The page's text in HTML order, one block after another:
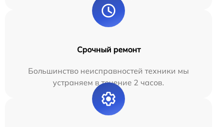
Срочный ремонт
Большинство неисправностей техники мы
устраняем в течение 2 часов.